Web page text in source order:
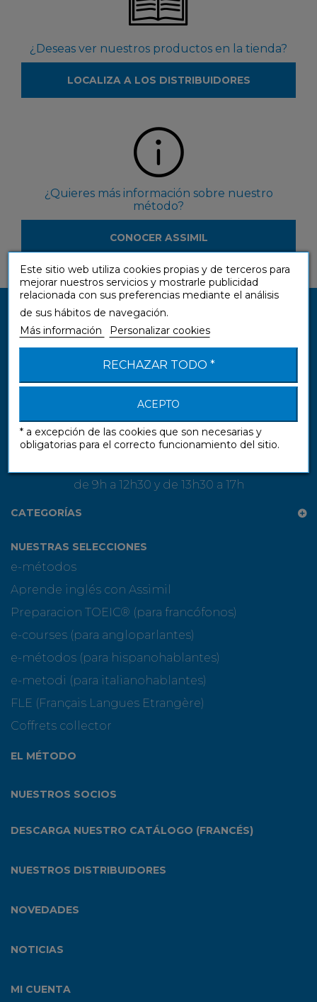
¿Deseas ver nuestros productos en la tienda?
LOCALIZA A LOS DISTRIBUIDORES
¿Quieres más información sobre nuestro
método?
CONOCER ASSIMIL
Assimil S.A.S.
13 rue Gay-Lussac
94430 Chennevières-sur-Marne
FRANCE
de 9h a 12h30 y de 13h30 a 17h
CATEGORÍAS
NUESTRAS SELECCIONES
e-métodos
Aprende inglés con Assimil
Preparacion TOEIC® (para francófonos)
e-courses (para angloparlantes)
e-métodos (para hispanohablantes)
e-metodi (para italianohablantes)
FLE (Français Langues Etrangère)
Coffrets collector
EL MÉTODO
NUESTROS SOCIOS
DESCARGA NUESTRO CATÁLOGO (FRANCÉS)
NUESTROS DISTRIBUIDORES
NOVEDADES
NOTICIAS
MI CUENTA
Este sitio web utiliza cookies propias y de terceros para
mejorar nuestros servicios y mostrarle publicidad
relacionada con sus preferencias mediante el análisis
de sus hábitos de navegación.
Más información
Personalizar cookies
RECHAZAR TODO *
ACEPTO
* a excepción de las cookies que son necesarias y
obligatorias para el correcto funcionamiento del sitio.